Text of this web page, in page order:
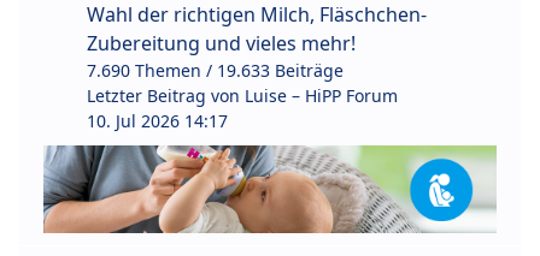
Wahl der richtigen Milch, Fläschchen-
Zubereitung und vieles mehr!
7.690 Themen / 19.633 Beiträge
Letzter Beitrag von Luise – HiPP Forum
10. Jul 2026 14:17